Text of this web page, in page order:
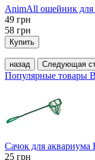
AnimAll ошейник для
49 грн
58 грн
Купить
назад Следующая
Популярные товары
Сачок для аквариума
25 грн